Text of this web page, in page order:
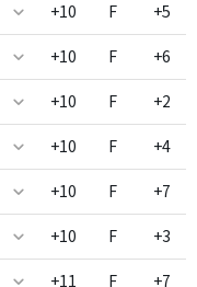
+10 F +5
+10 F +6
+10 F +2
+10 F +4
+10 F +7
+10 F +3
+11 F +7